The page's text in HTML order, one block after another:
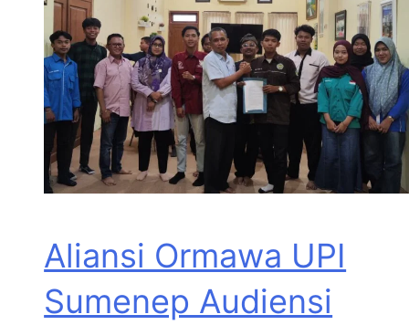
Aliansi Ormawa UPI
Sumenep Audiensi